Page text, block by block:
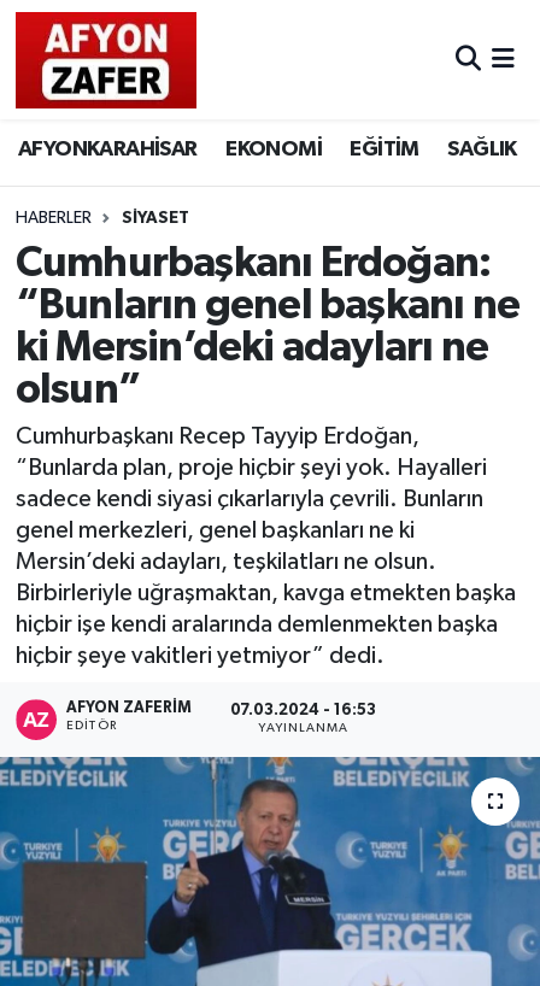
AFYONKARAHİSAR EKONOMİ EĞİTİM SAĞLIK
HABERLER SİYASET
Cumhurbaşkanı Erdoğan:
“Bunların genel başkanı ne
ki Mersin’deki adayları ne
olsun”
Cumhurbaşkanı Recep Tayyip Erdoğan,
“Bunlarda plan, proje hiçbir şeyi yok. Hayalleri
sadece kendi siyasi çıkarlarıyla çevrili. Bunların
genel merkezleri, genel başkanları ne ki
Mersin’deki adayları, teşkilatları ne olsun.
Birbirleriyle uğraşmaktan, kavga etmekten başka
hiçbir işe kendi aralarında demlenmekten başka
hiçbir şeye vakitleri yetmiyor” dedi.
AFYON ZAFERİM
EDITÖR
07.03.2024 - 16:53
YAYINLANMA